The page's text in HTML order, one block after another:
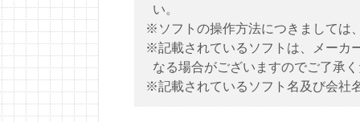
い。
※ソフトの操作方法につきましては
※記載されているソフトは、メーカ
なる場合がございますのでご了承
※記載されているソフト名及び会社